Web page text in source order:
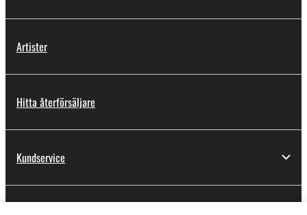
Artister
Hitta återförsäljare
Kundservice